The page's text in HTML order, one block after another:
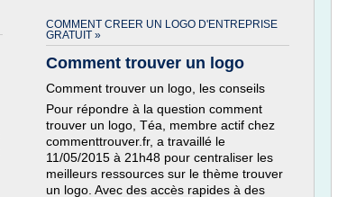
COMMENT CREER UN LOGO D'ENTREPRISE
GRATUIT »
Comment trouver un logo
Comment trouver un logo, les conseils
Pour répondre à la question comment
trouver un logo, Téa, membre actif chez
commenttrouver.fr, a travaillé le
11/05/2015 à 21h48 pour centraliser les
meilleurs ressources sur le thème trouver
un logo. Avec des accès rapides à des